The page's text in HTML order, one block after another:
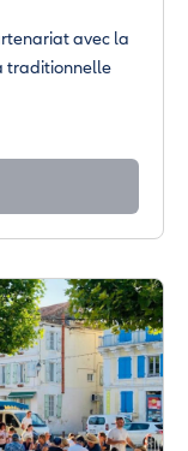
avec la
traditionnelle